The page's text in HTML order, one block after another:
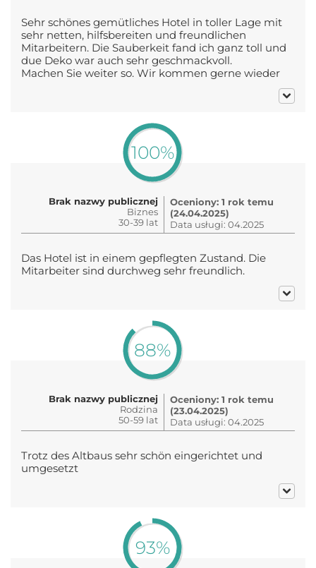
Sehr schönes gemütliches Hotel in toller Lage mit
sehr netten, hilfsbereiten und freundlichen
Mitarbeitern. Die Sauberkeit fand ich ganz toll und
due Deko war auch sehr geschmackvoll.
Machen Sie weiter so. Wir kommen gerne wieder
100%
Brak nazwy publicznej
Biznes
30-39 lat
Oceniony: 1 rok temu
(24.04.2025)
Data usługi: 04.2025
Das Hotel ist in einem gepflegten Zustand. Die
Mitarbeiter sind durchweg sehr freundlich.
88%
Brak nazwy publicznej
Rodzina
50-59 lat
Oceniony: 1 rok temu
(23.04.2025)
Data usługi: 04.2025
Trotz des Altbaus sehr schön eingerichtet und
umgesetzt
93%